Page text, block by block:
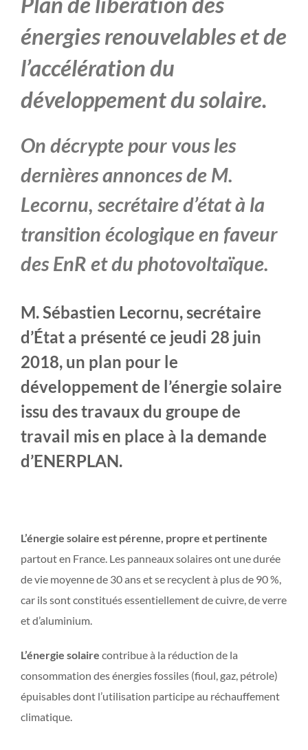
énergies renouvelables et de
l’accélération du
développement du solaire.
On décrypte pour vous les
dernières annonces de M.
Lecornu, secrétaire d’état à la
transition écologique en faveur
des EnR et du photovoltaïque.
M. Sébastien Lecornu, secrétaire
d’État a présenté ce jeudi 28 juin
2018, un plan pour le
développement de l’énergie solaire
issu des travaux du groupe de
travail mis en place à la demande
d’ENERPLAN.
L’énergie solaire est pérenne, propre et pertinente
partout en France. Les panneaux solaires ont une durée
de vie moyenne de 30 ans et se recyclent à plus de 90 %,
car ils sont constitués essentiellement de cuivre, de verre
et d’aluminium.
L’énergie solaire contribue à la réduction de la
consommation des énergies fossiles (fioul, gaz, pétrole)
épuisables dont l’utilisation participe au réchauffement
climatique.